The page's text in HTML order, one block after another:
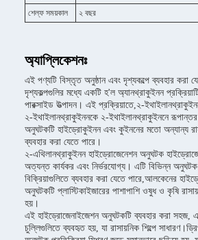
শেল্ফ সময়কাল
২ বছর
অ্যাপ্লিকেশনঃ
এই পণ্যটি বিস্তৃত অনুষ্ঠান এবং দৃশ্যকল্পে ব্যবহার করা
দৃশ্যকল্পগুলির মধ্যে একটি হ'ল অ্যানথ্রাকুইনন
পারক্সাইড উত্পাদন। এই প্রক্রিয়াতে,২-
২-ইথাইলানথ্রাকুইননকে ২-ইথাইলানথ্রাকুইননে
অনুঘটকটি হাইড্রোকুইনন এবং কুইননের মতো অন্যান্য
ব্যবহার করা যেতে পারে।
২-এথিলানথ্রাকুইনন হাইড্রোজেনেশন অনুঘটক
অত্যন্ত কার্যকর এবং নির্ভরযোগ্য। এটি বিভিন্ন
বিক্রিয়াগুলিতে ব্যবহার করা যেতে পারে,আলকেনের
অনুঘটকটি প্লাস্টিকাইজারের পাশাপাশি ওষুধ ও কৃষি
হয়।
এই হাইড্রোজেনাইজেশন অনুঘটকটি ব্যবহার করা সহজ,
চুল্লিগুলিতে ব্যবহৃত হয়, যা রাসায়নিক শিল্পে